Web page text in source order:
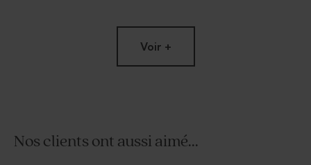
Voir +
Nos clients ont aussi aimé...